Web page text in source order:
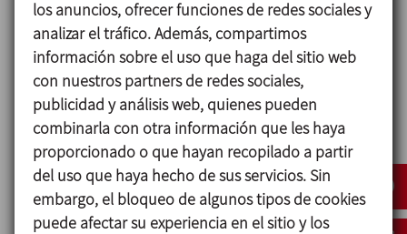
Disco 1.4404 (AISI 316L)
Laterales 1.4307 (AISI 304L) o 1.4404 (AISI 316L)
Otras piezas de acero 1.4307 (AISI 304L)
Junta EPDM, HNBR, VMQ o FPM
Acabado superficial:
Interno Ra ≤ 0,8 µm
Externo Mecanizado
los anuncios, ofrecer funciones de redes sociales y
analizar el tráfico. Además, compartimos
información sobre el uso que haga del sitio web
con nuestros partners de redes sociales,
publicidad y análisis web, quienes pueden
combinarla con otra información que les haya
proporcionado o que hayan recopilado a partir
del uso que haya hecho de sus servicios. Sin
embargo, el bloqueo de algunos tipos de cookies
puede afectar su experiencia en el sitio y los